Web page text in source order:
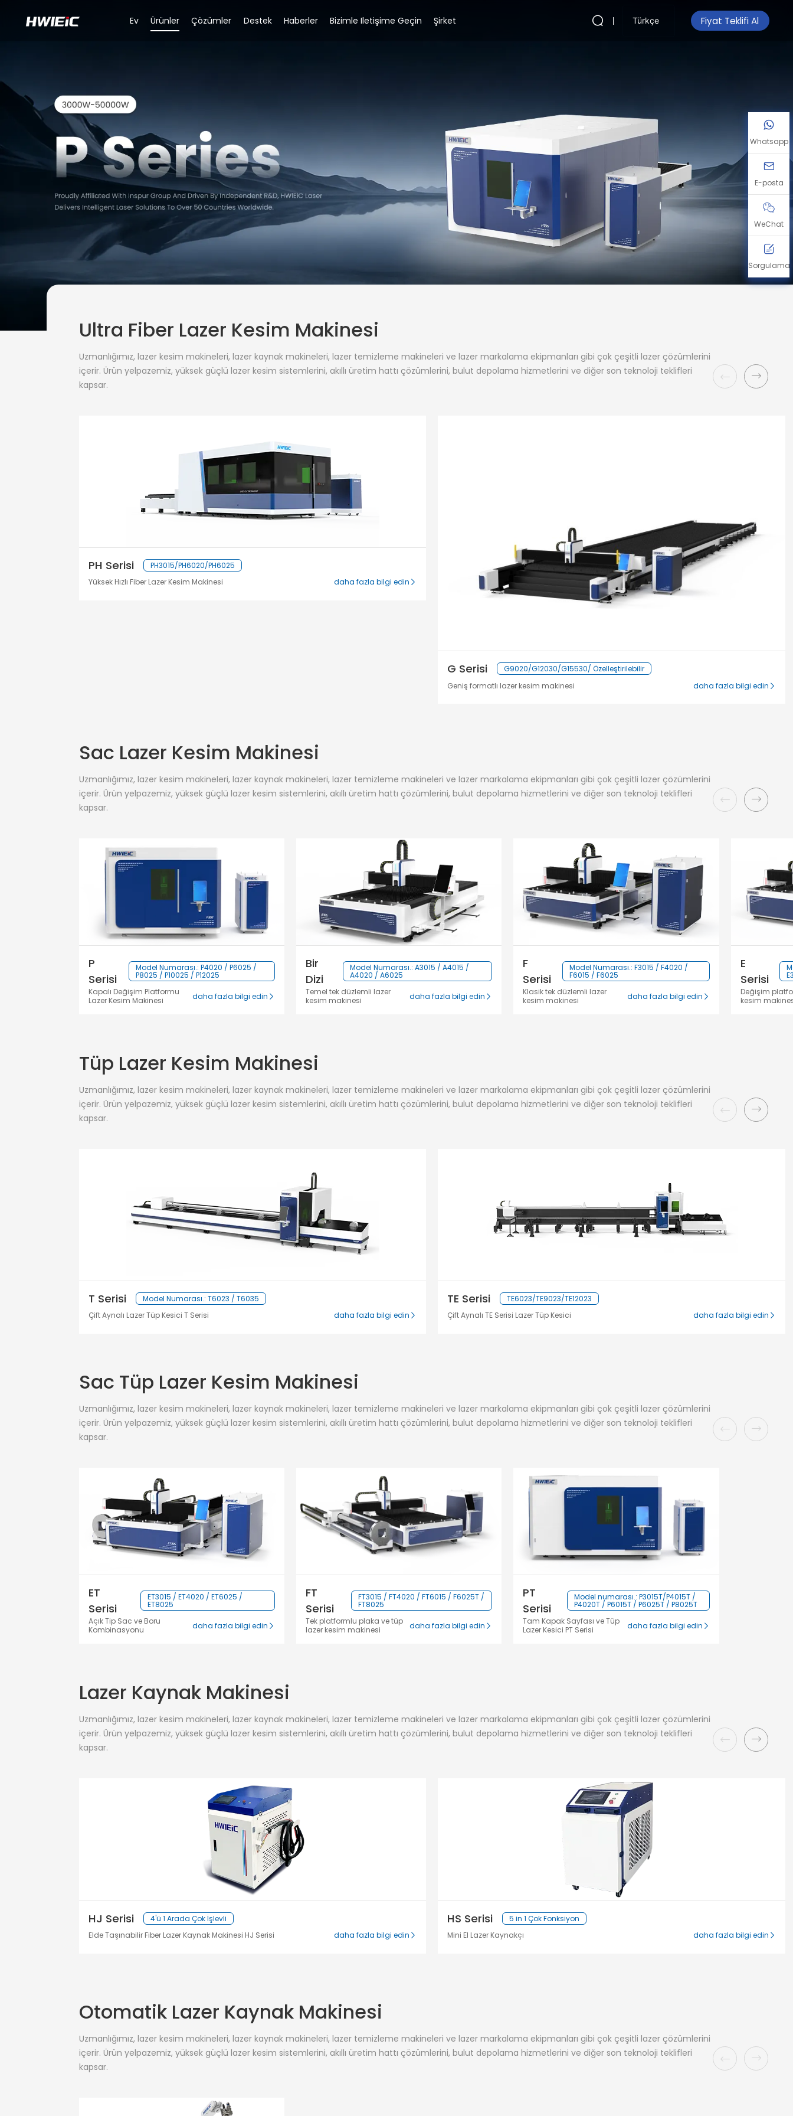
Ev Ürünler Çözümler Destek Haberler Bizimle Iletişime Geçin Şirket Türkçe Fiyat Teklifi Al
Ultra Fiber Lazer Kesim Makinesi
Uzmanlığımız, lazer kesim makineleri, lazer kaynak makineleri, lazer temizleme makineleri ve lazer markalama ekipmanları gibi çok çeşitli lazer çözümlerini
içerir. Ürün yelpazemiz, yüksek güçlü lazer kesim sistemlerini, akıllı üretim hattı çözümlerini, bulut depolama hizmetlerini ve diğer son teknoloji teklifleri
kapsar.
PH Serisi
PH3015/PH6020/PH6025
Yüksek Hızlı Fiber Lazer Kesim Makinesi
daha fazla bilgi edin
G Serisi
G9020/G12030/G15530/ Özelleştirilebilir
Geniş formatlı lazer kesim makinesi
daha fazla bilgi edin
Sac Lazer Kesim Makinesi
Uzmanlığımız, lazer kesim makineleri, lazer kaynak makineleri, lazer temizleme makineleri ve lazer markalama ekipmanları gibi çok çeşitli lazer çözümlerini
içerir. Ürün yelpazemiz, yüksek güçlü lazer kesim sistemlerini, akıllı üretim hattı çözümlerini, bulut depolama hizmetlerini ve diğer son teknoloji teklifleri
kapsar.
P
Serisi
Model Numarası.: P4020 / P6025 /
P8025 / P10025 / P12025
Kapalı Değişim Platformu
Lazer Kesim Makinesi
daha fazla bilgi edin
Bir
Dizi
Model Numarası.: A3015 / A4015 /
A4020 / A6025
Temel tek düzlemli lazer
kesim makinesi
daha fazla bilgi edin
F
Serisi
Model Numarası.: F3015 / F4020 /
F6015 / F6025
Klasik tek düzlemli lazer
kesim makinesi
daha fazla bilgi edin
E
Serisi
Değişim
kesim
Tüp Lazer Kesim Makinesi
Uzmanlığımız, lazer kesim makineleri, lazer kaynak makineleri, lazer temizleme makineleri ve lazer markalama ekipmanları gibi çok çeşitli lazer çözümlerini
içerir. Ürün yelpazemiz, yüksek güçlü lazer kesim sistemlerini, akıllı üretim hattı çözümlerini, bulut depolama hizmetlerini ve diğer son teknoloji teklifleri
kapsar.
T Serisi
Model Numarası.: T6023 / T6035
Çift Aynalı Lazer Tüp Kesici T Serisi
daha fazla bilgi edin
TE Serisi
TE6023/TE9023/TE12023
Çift Aynalı TE Serisi Lazer Tüp Kesici
daha fazla bilgi edin
Sac Tüp Lazer Kesim Makinesi
Uzmanlığımız, lazer kesim makineleri, lazer kaynak makineleri, lazer temizleme makineleri ve lazer markalama ekipmanları gibi çok çeşitli lazer çözümlerini
içerir. Ürün yelpazemiz, yüksek güçlü lazer kesim sistemlerini, akıllı üretim hattı çözümlerini, bulut depolama hizmetlerini ve diğer son teknoloji teklifleri
kapsar.
ET
Serisi
ET3015 / ET4020 / ET6025 /
ET8025
Açık Tip Sac ve Boru
Kombinasyonu
daha fazla bilgi edin
FT
Serisi
FT3015 / FT4020 / FT6015 / F6025T /
FT8025
Tek platformlu plaka ve tüp
lazer kesim makinesi
daha fazla bilgi edin
PT
Serisi
Model numarası.: P3015T/P4015T /
P4020T / P6015T / P6025T / P8025T
Tam Kapak Sayfası ve Tüp
Lazer Kesici PT Serisi
daha fazla bilgi edin
Lazer Kaynak Makinesi
Uzmanlığımız, lazer kesim makineleri, lazer kaynak makineleri, lazer temizleme makineleri ve lazer markalama ekipmanları gibi çok çeşitli lazer çözümlerini
içerir. Ürün yelpazemiz, yüksek güçlü lazer kesim sistemlerini, akıllı üretim hattı çözümlerini, bulut depolama hizmetlerini ve diğer son teknoloji teklifleri
kapsar.
HJ Serisi
4'ü 1 Arada Çok İşlevli
Elde Taşınabilir Fiber Lazer Kaynak Makinesi HJ Serisi
daha fazla bilgi edin
HS Serisi
5 in 1 Çok Fonksiyon
Mini El Lazer Kaynakçı
daha fazla bilgi edin
Otomatik Lazer Kaynak Makinesi
Uzmanlığımız, lazer kesim makineleri, lazer kaynak makineleri, lazer temizleme makineleri ve lazer markalama ekipmanları gibi çok çeşitli lazer çözümlerini
içerir. Ürün yelpazemiz, yüksek güçlü lazer kesim sistemlerini, akıllı üretim hattı çözümlerini, bulut depolama hizmetlerini ve diğer son teknoloji teklifleri
kapsar.
Whatsapp
E-posta
WeChat
Sorgulama